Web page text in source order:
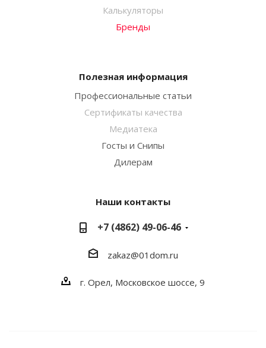
Калькуляторы
Бренды
Полезная информация
Профессиональные статьи
Сертификаты качества
Медиатека
Госты и Снипы
Дилерам
Наши контакты
+7 (4862) 49-06-46
zakaz@01dom.ru
г. Орел, Московское шоссе, 9